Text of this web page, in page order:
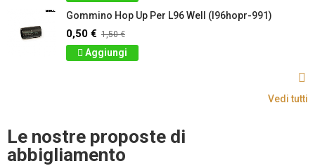
Gommino Hop Up Per L96 Well (l96hopr-991)
0,50 € 1,50 €
Aggiungi
Vedi tutti
Le nostre proposte di
abbigliamento